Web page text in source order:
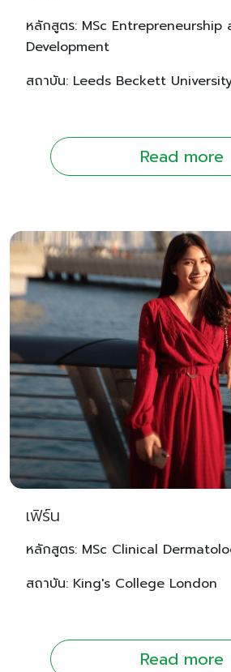
หลักสูตร: MSc Entrepreneurship
Development
สถาบัน: Leeds Beckett
Read more
เฟิร์น
หลักสูตร: MSc Clinical
สถาบัน: King's College London
Read more